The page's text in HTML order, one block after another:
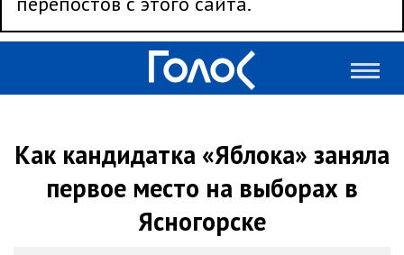
Как кандидатка «Яблока» заняла
первое место на выборах в
Ясногорске